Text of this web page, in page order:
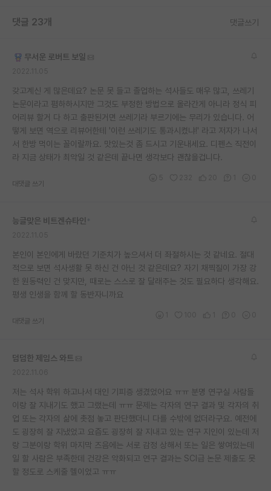
댓글 23개 댓글쓰기
무서운 로버트 보일
갖고계신 게 많은데요? 논문 못 들고 졸업하는 석사들도 매우 많고, 쓰레기
논문이라고 폄하하시지만 그것도 부정한 방법으로 올라간게 아니라 정식 피
어리뷰 할거 다 하고 출판된거면 쓰레기라 부르기에는 무리가 있습니다. 어
떻게 보면 역으로 리뷰어한테 '이런 쓰레기도 통과시켰냐!' 라고 저자가 나서
서 한방 먹이는 꼴이랄까요. 맛있는것 좀 드시고 기운내세요. 디펜스 직전이
라 지금 상태가 최악일 것 같은데 끝나면 생각보다 괜찮을겁니다.
대댓글 쓰기
능글맞은 비트겐슈타인
본인이 본인에게 바랐던 기준치가 높으셔서 더 좌절하시는 것 같네요. 절대
적으로 보면 석사생활 못 하신 건 아닌 것 같은데요? 자기 채찍질이 가장 강
한 원동력인 건 맞지만, 때로는 스스로 잘 달래주는 것도 필요하다 생각해요.
평생 인생을 함께 할 동반자니까요
대댓글 쓰기
덤덤한 제임스 와트
저는 석사 학위 하고나서 대인 기피증 생겼었어요 ㅠㅠ 분명 연구실 사람들
이랑 잘 지내기도 했고 그랬는데 ㅠㅠ 문제는 각자의 연구 결과 및 각자의 취
업 또는 각자의 삶에 촛점 놓고 판단했더니 다를 수밖에 없더라구요. 예전에
도 굉장히 잘 지냈었고 요즘도 굉장히 잘 지내고 있는 연구 지인이 있는데 저
랑 그분이랑 학위 마지막 즈음에는 서로 감정 상해서 또는 일은 쌓여있는데
일 할 사람은 부족한데 건강은 악화되고 연구 결과는 SCI급 논문 제출도 못
할 정도로 스케줄 헬이었고 ㅠㅠ